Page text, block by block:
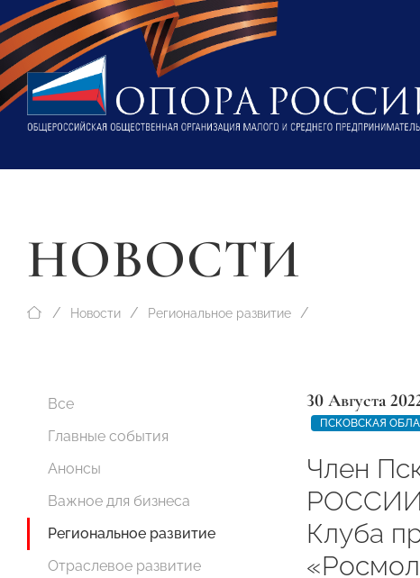
НОВОСТИ
Новости Региональное развитие
Все
Главные события
Анонсы
Важное для бизнеса
Региональное развитие
Отраслевое развитие
30 Августа
ПСКОВСКАЯ
Член
Клуба